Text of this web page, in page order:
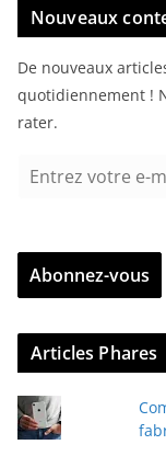
Nouveaux
De nouveaux
quotidiennement !
rater.
r
z
v
r
e
Abonnez-vous
Articles Phares